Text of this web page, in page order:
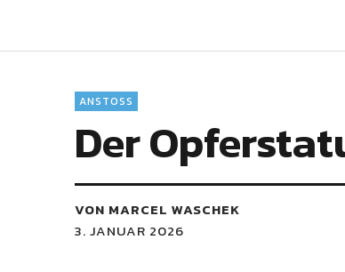
ANSTOSS
Der
VON MARCEL WASCHEK
3. JANUAR 2026